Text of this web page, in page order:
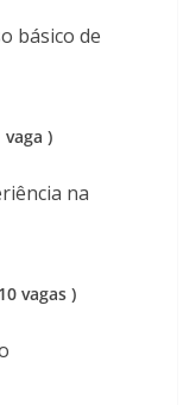
básico de
)
na
vagas )